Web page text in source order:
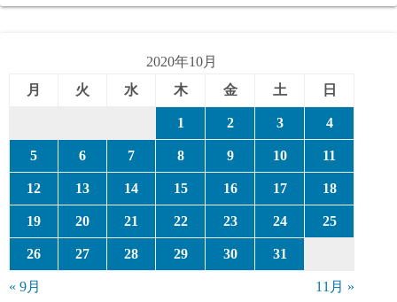
ゴ
2020年10月
月
火 水 木 金 土 日
1 2 3 4
5 6 7 8 9 10 11
12 13 14 15 16 17 18
19 20 21 22 23 24 25
26 27 28 29 30 31
« 9月 11月 »